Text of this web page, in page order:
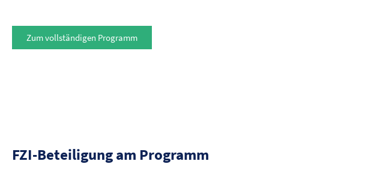
Zum vollständigen Programm
FZI-Beteiligung am Programm